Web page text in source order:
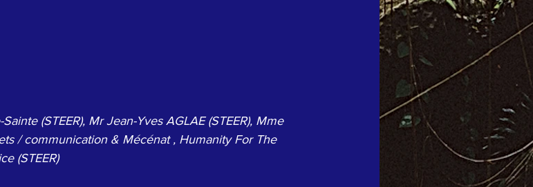
(STEER), Mr Jean-Yves AGLAE (STEER), Mme
/ communication & Mécénat , Humanity For The
(STEER)